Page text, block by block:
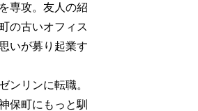
専攻。友人の紹
の古いオフィス
いが募り起業す
ンリンに転職。
保町にもっと馴